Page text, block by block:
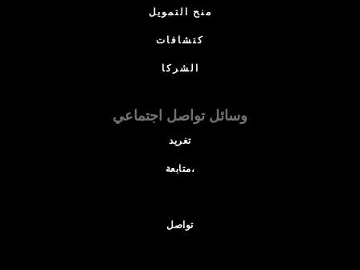
منح التمويل
كتشافات
الشركا
وسائل تواصل اجتماعي
تغريد
متابعة،
تواصل